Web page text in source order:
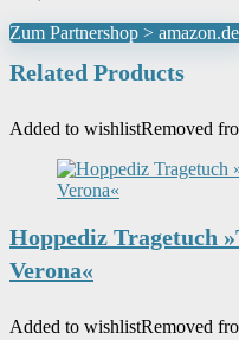
Modelljahr
Auslaufartikel Produktion
Stofftyp
Produktabmessungen
Zum Partnershop >
Related Products
Added to wishlistRemoved
Hoppediz Tragetuch
Verona«
Added to wishlistRemoved